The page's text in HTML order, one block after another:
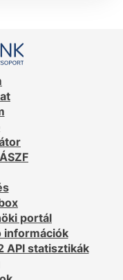
portál
információk
API statisztikák